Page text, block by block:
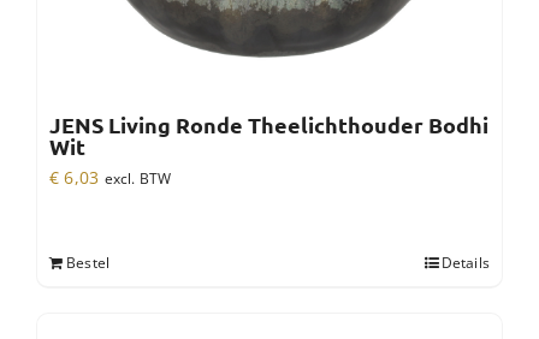
JENS Living Ronde Theelichthouder Bodhi
Wit
€ 6,03 excl. BTW
Bestel Details